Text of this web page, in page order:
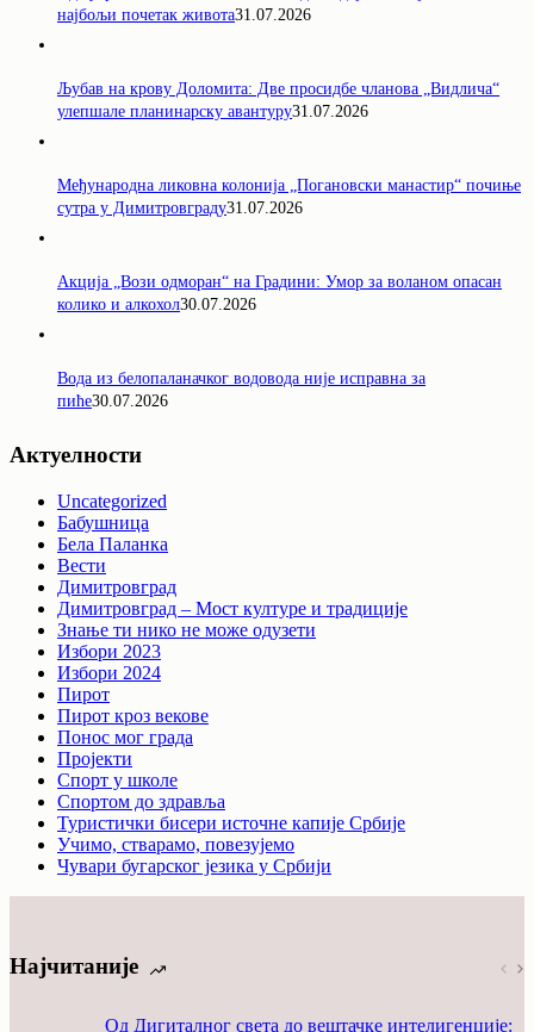
најбољи почетак живота31.07.2026
Љубав на крову Доломита: Две просидбе чланова „Видлича“
улепшале планинарску авантуру31.07.2026
Међународна ликовна колонија „Погановски манастир“ почиње
сутра у Димитровграду31.07.2026
Акција „Вози одморан“ на Градини: Умор за воланом опасан
колико и алкохол30.07.2026
Вода из белопаланачког водовода није исправна за
пиће30.07.2026
Актуелности
Uncategorized
Бабушница
Бела Паланка
Вести
Димитровград
Димитровград – Мост културе и традиције
Знање ти нико не може одузети
Избори 2023
Избори 2024
Пирот
Пирот кроз векове
Понос мог града
Пројекти
Спорт у школе
Спортом до здравља
Туристички бисери источне капије Србије
Учимо, стварамо, повезујемо
Чувари бугарског језика у Србији
Најчитаније
Од Дигиталног света до вештачке интелигенције: